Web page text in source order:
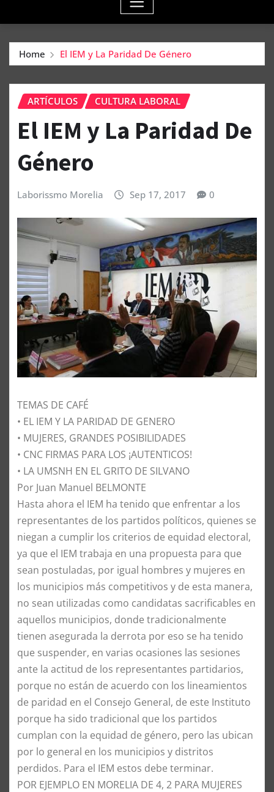
Home El IEM y La Paridad De Género
ARTÍCULOS CULTURA LABORAL
El IEM y La Paridad De
Género
Laborissmo Morelia Sep 17, 2017 0
TEMAS DE CAFÉ
• EL IEM Y LA PARIDAD DE GENERO
• MUJERES, GRANDES POSIBILIDADES
• CNC FIRMAS PARA LOS ¡AUTENTICOS!
• LA UMSNH EN EL GRITO DE SILVANO
Por Juan Manuel BELMONTE
​Hasta ahora el IEM ha tenido que enfrentar a los
representantes de los partidos políticos, quienes se
niegan a cumplir los criterios de equidad electoral,
ya que el IEM trabaja en una propuesta para que
sean postuladas, por igual hombres y mujeres en
los municipios más competitivos y de esta manera,
no sean utilizadas como candidatas sacrificables en
aquellos municipios, donde tradicionalmente
tienen asegurada la derrota por eso se ha tenido
que suspender, en varias ocasiones las sesiones
ante la actitud de los representantes partidarios,
porque no están de acuerdo con los lineamientos
de paridad en el Consejo General, de este Instituto
porque ha sido tradicional que los partidos
cumplan con la equidad de género, pero las ubican
por lo general en los municipios y distritos
perdidos. Para el IEM estos debe terminar.
​POR EJEMPLO EN MORELIA DE 4, 2 PARA MUJERES